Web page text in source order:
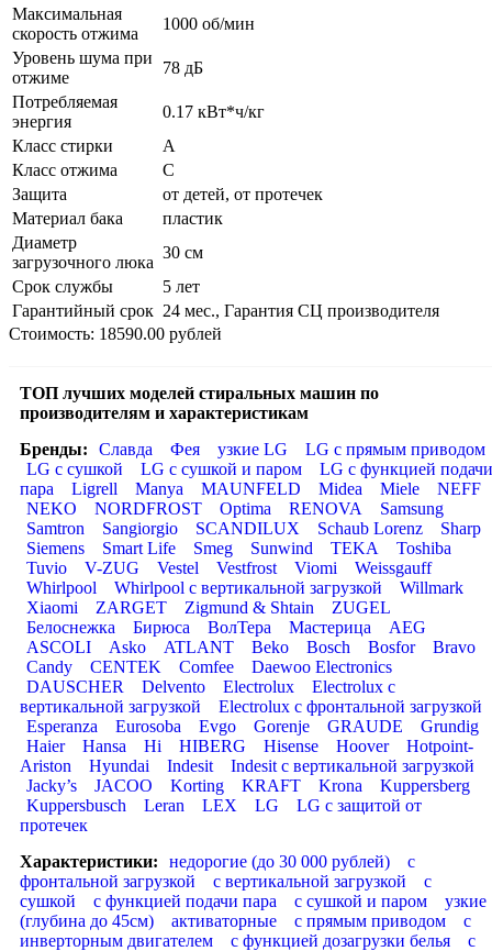
Максимальная
скорость отжима
1000 об/мин
Уровень шума при
отжиме
78 дБ
Потребляемая
энергия
0.17 кВт*ч/кг
Класс стирки
A
Класс отжима
C
Защита
от детей, от протечек
Материал бака
пластик
Диаметр
загрузочного люка
30 см
Срок службы
5 лет
Гарантийный срок 24 мес., Гарантия СЦ производителя
Стоимость: 18590.00 рублей
ТОП лучших моделей стиральных машин по
производителям и характеристикам
Бренды:
Славда Фея узкие LG
LG с прямым приводом
LG с сушкой
LG с сушкой и паром
LG с функцией подачи
пара
Ligrell Manya MAUNFELD Midea Miele
NEFF
NEKO
NORDFROST Optima RENOVA
Samsung
Samtron
Sangiorgio SCANDILUX Schaub Lorenz
Sharp
Siemens
Smart Life Smeg Sunwind TEKA
Toshiba
Tuvio
V-ZUG Vestel Vestfrost Viomi
Weissgauff
Whirlpool
Whirlpool с вертикальной загрузкой
Willmark
Xiaomi
ZARGET Zigmund & Shtain
ZUGEL
Белоснежка
Бирюса ВолТера Мастерица
AEG
ASCOLI
Asko ATLANT Beko Bosch Bosfor
Bravo
Candy
CENTEK Comfee
Daewoo Electronics
DAUSCHER
Delvento Electrolux
Electrolux с
вертикальной загрузкой
Electrolux с фронтальной загрузкой
Esperanza
Eurosoba Evgo Gorenje GRAUDE
Grundig
Haier
Hansa Hi HIBERG Hisense Hoover
Hotpoint-
Ariston
Hyundai Indesit
Indesit с вертикальной загрузкой
Jacky’s
JACOO Korting KRAFT Krona
Kuppersberg
Kuppersbusch
Leran LEX LG
LG с защитой от
протечек
Характеристики:
недорогие (до 30 000 рублей)
с
фронтальной загрузкой
с вертикальной загрузкой
с
сушкой
с функцией подачи пара с сушкой и паром
узкие
(глубина до 45см)
активаторные с прямым приводом
с
инверторным двигателем
с функцией дозагрузки белья
с